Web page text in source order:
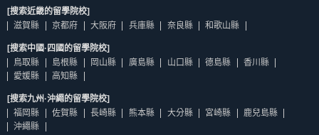
[搜索近畿的留學院校]
滋賀縣
京都府 大阪府 兵庫縣 奈良縣 和歌山縣
[搜索中國·四國的留學院校]
鳥取縣
島根縣 岡山縣 廣島縣 山口縣 德島縣
香川縣
愛媛縣
高知縣
[搜索九州·沖繩的留學院校]
福岡縣
佐賀縣 長崎縣 熊本縣 大分縣 宮崎縣
鹿兒島縣
沖繩縣